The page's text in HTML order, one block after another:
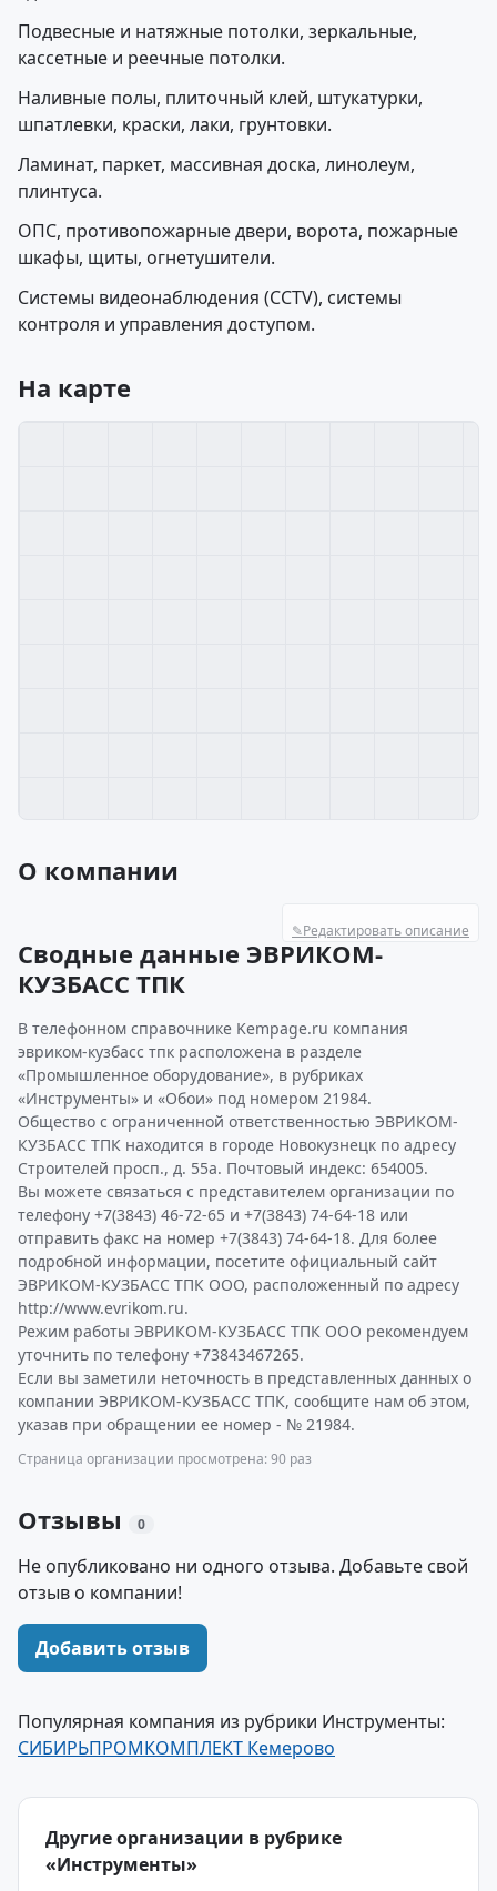
Подвесные и натяжные потолки, зеркальные,
кассетные и реечные потолки.
Наливные полы, плиточный клей, штукатурки,
шпатлевки, краски, лаки, грунтовки.
Ламинат, паркет, массивная доска, линолеум,
плинтуса.
ОПС, противопожарные двери, ворота, пожарные
шкафы, щиты, огнетушители.
Системы видеонаблюдения (CCTV), системы
контроля и управления доступом.
На карте
О компании
✎Редактировать описание
Сводные данные ЭВРИКОМ-
КУЗБАСС ТПК
В телефонном справочнике Kempage.ru компания
эвриком-кузбасс тпк расположена в разделе
«Промышленное оборудование», в рубриках
«Инструменты» и «Обои» под номером 21984.
Общество с ограниченной ответственностью ЭВРИКОМ-
КУЗБАСС ТПК находится в городе Новокузнецк по адресу
Строителей просп., д. 55а. Почтовый индекс: 654005.
Вы можете связаться с представителем организации по
телефону +7(3843) 46-72-65 и +7(3843) 74-64-18 или
отправить факс на номер +7(3843) 74-64-18. Для более
подробной информации, посетите официальный сайт
ЭВРИКОМ-КУЗБАСС ТПК ООО, расположенный по адресу
http://www.evrikom.ru.
Режим работы ЭВРИКОМ-КУЗБАСС ТПК ООО рекомендуем
уточнить по телефону +73843467265.
Если вы заметили неточность в представленных данных о
компании ЭВРИКОМ-КУЗБАСС ТПК, сообщите нам об этом,
указав при обращении ее номер - № 21984.
Страница организации просмотрена: 90 раз
Отзывы 0
Не опубликовано ни одного отзыва. Добавьте свой
отзыв о компании!
Добавить отзыв
Популярная компания из рубрики Инструменты:
СИБИРЬПРОМКОМПЛЕКТ Кемерово
Другие организации в рубрике
«Инструменты»